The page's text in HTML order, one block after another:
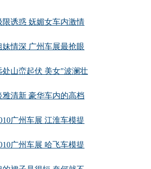
限诱惑 妩媚女车内激情
情深 广州车展最抢眼
处山峦起伏 美女"波澜壮
清新 豪华车内的高档
广州车展 江淮车模提
广州车展 哈飞车模提